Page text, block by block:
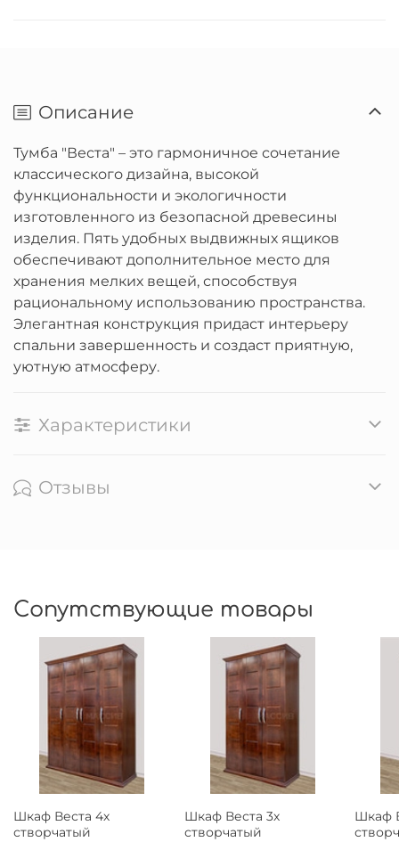
Описание
Тумба "Веста" – это гармоничное сочетание
классического дизайна, высокой
функциональности и экологичности
изготовленного из безопасной древесины
изделия. Пять удобных выдвижных ящиков
обеспечивают дополнительное место для
хранения мелких вещей, способствуя
рациональному использованию пространства.
Элегантная конструкция придаст интерьеру
спальни завершенность и создаст приятную,
уютную атмосферу.
Характеристики
Отзывы
Сопутствующие товары
Шкаф Веста 4х
створчатый
Шкаф Веста 3х
створчатый
Шкаф